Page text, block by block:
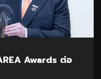
Awards ต่อ